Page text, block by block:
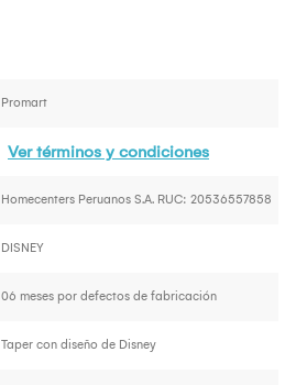
Promart
Ver términos y condiciones
Homecenters Peruanos S.A. RUC: 20536557858
DISNEY
06 meses por defectos de fabricación
Taper con diseño de Disney